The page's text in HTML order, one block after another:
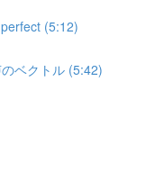
(5:12)
ベクトル (5:42)